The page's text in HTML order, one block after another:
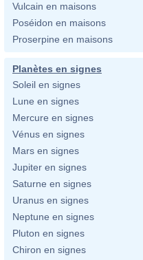
Vulcain en maisons
Poséidon en maisons
Proserpine en maisons
Planètes en signes
Soleil en signes
Lune en signes
Mercure en signes
Vénus en signes
Mars en signes
Jupiter en signes
Saturne en signes
Uranus en signes
Neptune en signes
Pluton en signes
Chiron en signes